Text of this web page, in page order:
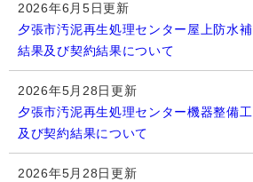
2026年6月5日更新
夕張市汚泥再生処理センター屋上防水
結果及び契約結果について
2026年5月28日更新
夕張市汚泥再生処理センター機器整備
及び契約結果について
2026年5月28日更新